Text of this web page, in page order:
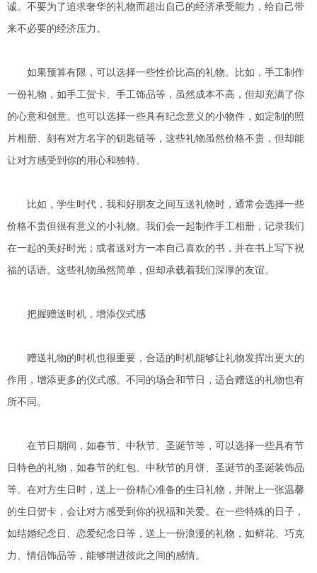
诚。不要为了追求奢华的礼物而超出自己的经济承受能力，给自己带
来不必要的经济压力。
如果预算有限，可以选择一些性价比高的礼物。比如，手工制作
一份礼物，如手工贺卡、手工饰品等，虽然成本不高，但却充满了你
的心意和创意。也可以选择一些具有纪念意义的小物件，如定制的照
片相册、刻有对方名字的钥匙链等，这些礼物虽然价格不贵，但却能
让对方感受到你的用心和独特。
比如，学生时代，我和好朋友之间互送礼物时，通常会选择一些
价格不贵但很有意义的小礼物。我们会一起制作手工相册，记录我们
在一起的美好时光；或者送对方一本自己喜欢的书，并在书上写下祝
福的话语。这些礼物虽然简单，但却承载着我们深厚的友谊。
把握赠送时机，增添仪式感
赠送礼物的时机也很重要，合适的时机能够让礼物发挥出更大的
作用，增添更多的仪式感。不同的场合和节日，适合赠送的礼物也有
所不同。
在节日期间，如春节、中秋节、圣诞节等，可以选择一些具有节
日特色的礼物，如春节的红包、中秋节的月饼、圣诞节的圣诞装饰品
等。在对方生日时，送上一份精心准备的生日礼物，并附上一张温馨
的生日贺卡，会让对方感受到你的祝福和关爱。在一些特殊的日子，
如结婚纪念日、恋爱纪念日等，送上一份浪漫的礼物，如鲜花、巧克
力、情侣饰品等，能够增进彼此之间的感情。